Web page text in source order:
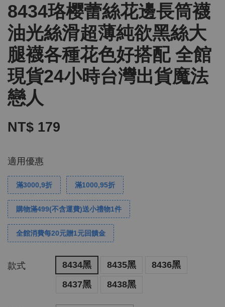
8434珞樱蕾絲花邊長筒襪
油光絲滑超薄純欲黑絲大
腿襪各種花色好搭配 全館
現貨24小時台灣出貨魔法
戀人
NT$ 179
適用優惠
滿3000,9折 滿1000,95折
購物滿499(不含運費)送小禮物1件
全館消費每20元贈1元回饋金
款式 8434黑 8435黑
8436黑
8437黑
8438黑